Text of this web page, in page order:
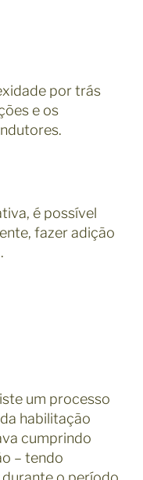
por trás
e os
é possível
fazer adição
um processo
habilitação
cumprindo
– tendo